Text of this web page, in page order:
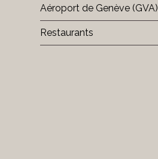
Aéroport de Genève (GVA)
Restaurants